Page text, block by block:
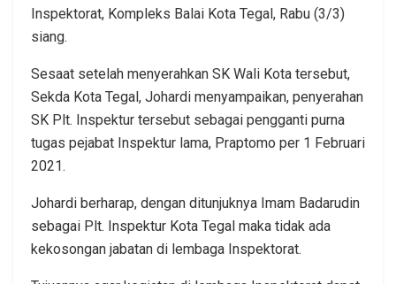
Inspektorat, Kompleks Balai Kota Tegal, Rabu (3/3)
siang.
Sesaat setelah menyerahkan SK Wali Kota tersebut,
Sekda Kota Tegal, Johardi menyampaikan, penyerahan
SK Plt. Inspektur tersebut sebagai pengganti purna
tugas pejabat Inspektur lama, Praptomo per 1 Februari
2021.
Johardi berharap, dengan ditunjuknya Imam Badarudin
sebagai Plt. Inspektur Kota Tegal maka tidak ada
kekosongan jabatan di lembaga Inspektorat.